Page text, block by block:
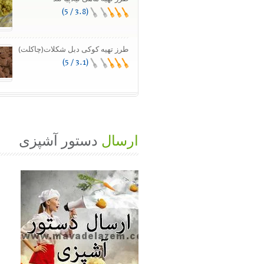
(3.8 / 5)
طرز تهیه کوکی دبل شکلات(چاکلت)
(3.1 / 5)
ارسال دستور آشپزی